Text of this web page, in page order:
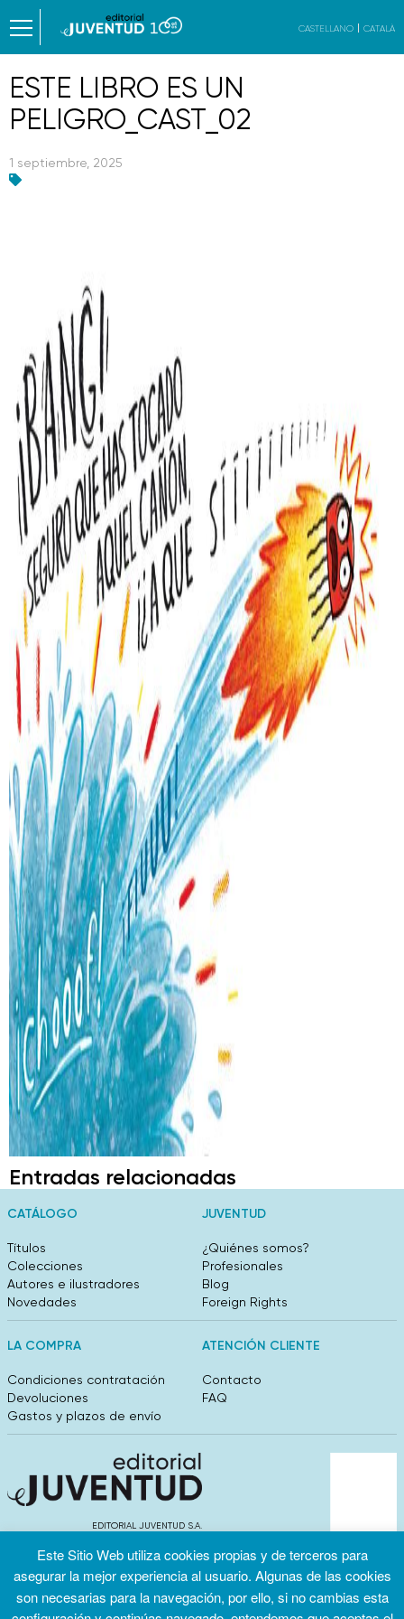
CASTELLANO CATALÀ
ESTE LIBRO ES UN
PELIGRO_CAST_02
1 septiembre, 2025
Entradas relacionadas
CATÁLOGO
Títulos
Colecciones
Autores e ilustradores
Novedades
JUVENTUD
¿Quiénes somos?
Profesionales
Blog
Foreign Rights
LA COMPRA
Condiciones contratación
Devoluciones
Gastos y plazos de envío
ATENCIÓN CLIENTE
Contacto
FAQ
EDITORIAL JUVENTUD S.A.
info@editorialjuventud.es
(+34) 93 444 18 00
Este Sitio Web utiliza cookies propias y de terceros para
asegurar la mejor experiencia al usuario. Algunas de las cookies
son necesarias para la navegación, por ello, si no cambias esta